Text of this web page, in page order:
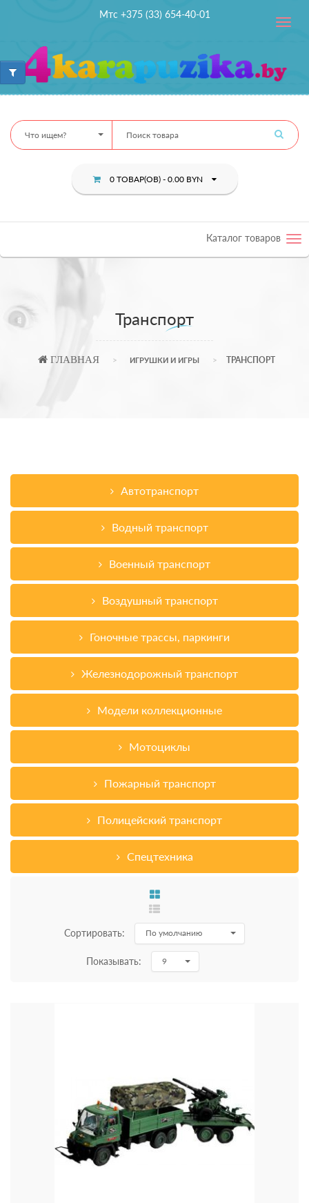
Мтс +375 (33) 654-40-01
Toggle
Что ищем?
0 ТОВАР(ОВ) - 0.00 BYN
Каталог товаров
Транспорт
ГЛАВНАЯ ИГРУШКИ И ИГРЫ ТРАНСПОРТ
Автотранспорт
Водный транспорт
Военный транспорт
Воздушный транспорт
Гоночные трассы, паркинги
Железнодорожный транспорт
Модели коллекционные
Мотоциклы
Пожарный транспорт
Полицейский транспорт
Спецтехника
Сортировать: По умолчанию
Показывать: 9